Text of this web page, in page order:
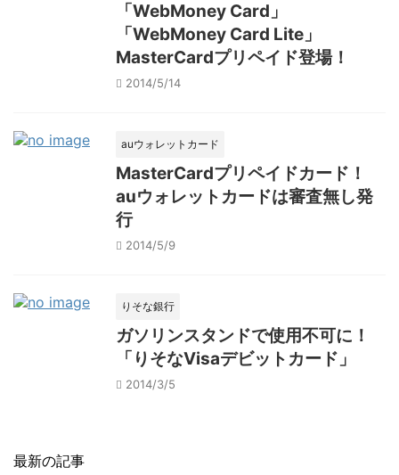
「WebMoney Card」
「WebMoney Card Lite」
MasterCardプリペイド登場！
2014/5/14
auウォレットカード
MasterCardプリペイドカード！
auウォレットカードは審査無し発
行
2014/5/9
りそな銀行
ガソリンスタンドで使用不可に！
「りそなVisaデビットカード」
2014/3/5
最新の記事